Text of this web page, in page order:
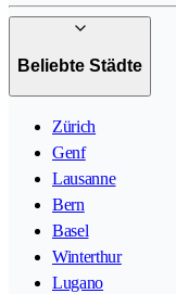
Beliebte Städte
Zürich
Genf
Lausanne
Bern
Basel
Winterthur
Lugano